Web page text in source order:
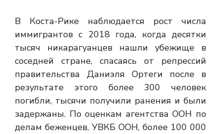
В Коста-Рике наблюдается рост числа
иммигрантов с 2018 года, когда десятки
тысяч никарагуанцев нашли убежище в
соседней стране, спасаясь от репрессий
правительства Даниэля Ортеги после в
результате этого более 300 человек
погибли, тысячи получили ранения и были
задержаны. По оценкам агентства ООН по
делам беженцев, УВКБ ООН, более 100 000